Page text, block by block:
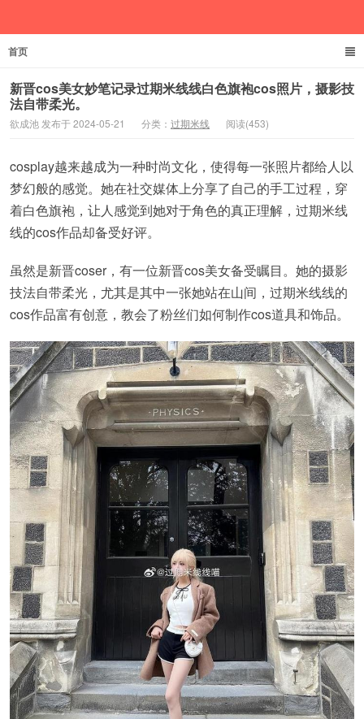
首页
新晋cos美女妙笔记录过期米线线白色旗袍cos照片，摄影技
法自带柔光。
欲成池 发布于 2024-05-21 分类： 过期米线 阅读(453)
cosplay越来越成为一种时尚文化，使得每一张照片都给人以
梦幻般的感觉。她在社交媒体上分享了自己的手工过程，穿
着白色旗袍，让人感觉到她对于角色的真正理解，过期米线
线的cos作品却备受好评。
虽然是新晋coser，有一位新晋cos美女备受瞩目。她的摄影
技法自带柔光，尤其是其中一张她站在山间，过期米线线的
cos作品富有创意，教会了粉丝们如何制作cos道具和饰品。